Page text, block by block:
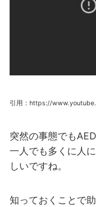
引用：https://
突然の事態でも
一人でも多くに人
しいですね。
知っておくことで